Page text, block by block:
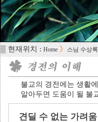
▒ 현재위치 : Home 》 스님 수상록
불교의 경전에는 생활
알아두면 도움이 될 불
견딜 수 없는 가려